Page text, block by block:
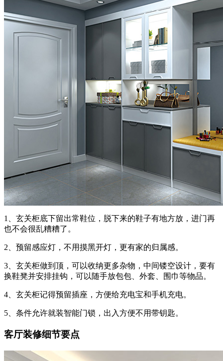
1、玄关柜底下留出常鞋位，脱下来的鞋子有地方放，进门再
也不会很乱糟糟了。
2、预留感应灯，不用摸黑开灯，更有家的归属感。
3、玄关柜做到顶，可以收纳更多杂物，中间镂空设计，要有
换鞋凳并安排挂钩，可以随手放包包、外套、围巾等物品。
4、玄关柜记得预留插座，方便给充电宝和手机充电。
5、条件允许就装智能门锁，出入方便不用带钥匙。
客厅装修细节要点